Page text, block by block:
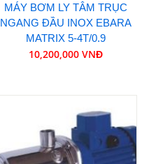
MÁY BƠM LY TÂM TRỤC
NGANG ĐẦU INOX EBARA
MATRIX 5-4T/0.9
10,200,000 VNĐ